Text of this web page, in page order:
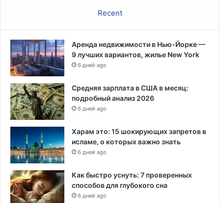
Recent
Аренда недвижимости в Нью-Йорке —
9 лучших вариантов, жилье New York
6 дней ago
Средняя зарплата в США в месяц:
подробный анализ 2026
6 дней ago
Харам это: 15 шокирующих запретов в
исламе, о которых важно знать
6 дней ago
Как быстро уснуть: 7 проверенных
способов для глубокого сна
6 дней ago